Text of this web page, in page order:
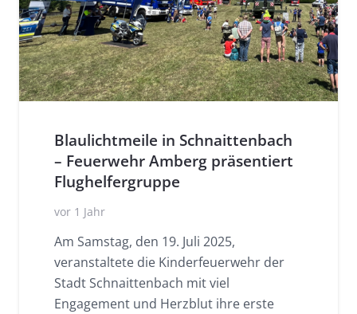
Blaulichtmeile in Schnaittenbach
– Feuerwehr Amberg präsentiert
Flughelfergruppe
vor 1 Jahr
Am Samstag, den 19. Juli 2025,
veranstaltete die Kinderfeuerwehr der
Stadt Schnaittenbach mit viel
Engagement und Herzblut ihre erste